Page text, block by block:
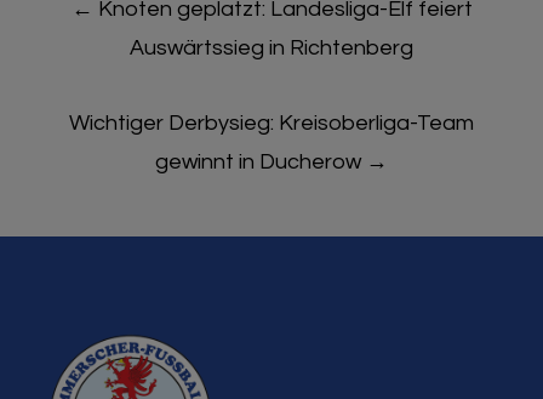
navigation
← Knoten geplatzt: Landesliga-Elf feiert
Auswärtssieg in Richtenberg
Wichtiger Derbysieg: Kreisoberliga-Team
gewinnt in Ducherow →